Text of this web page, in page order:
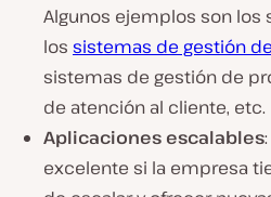
Algunos ejemplos son los
los sistemas de gestión
sistemas de gestión de
de atención al cliente, etc.
Aplicaciones escalables
excelente si la empresa